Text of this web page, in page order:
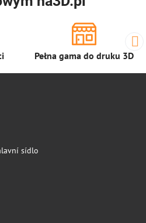
Pełna gama do druku 3D
sídlo